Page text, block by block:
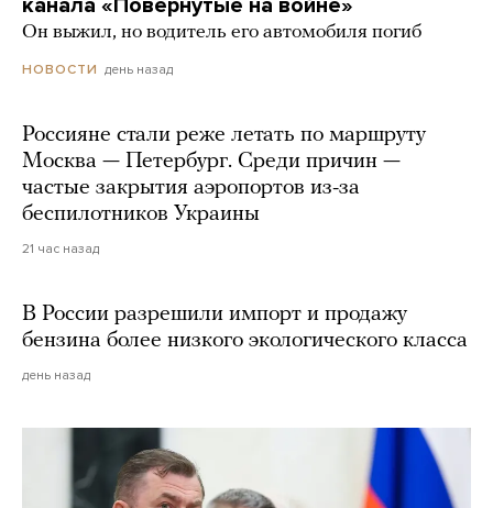
Он выжил, но водитель его автомобиля погиб
НОВОСТИ день назад
Россияне стали реже летать по маршруту
Москва — Петербург. Среди причин —
частые закрытия аэропортов из-за
беспилотников Украины
21 час назад
В России разрешили импорт и продажу
бензина более низкого экологического класса
день назад